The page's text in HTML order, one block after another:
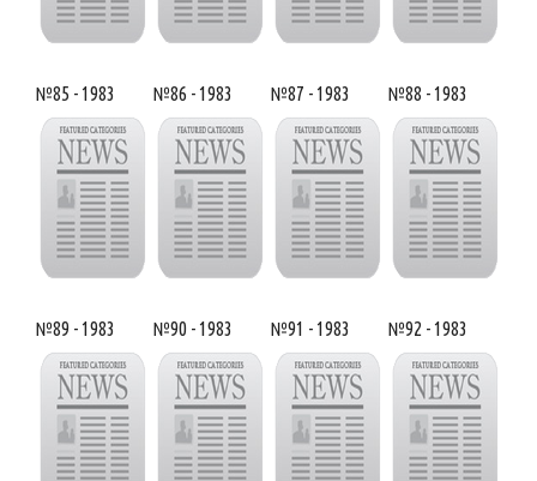
№85 - 1983 №86 - 1983 №87 - 1983 №88 - 1983
№89 - 1983 №90 - 1983 №91 - 1983 №92 - 1983